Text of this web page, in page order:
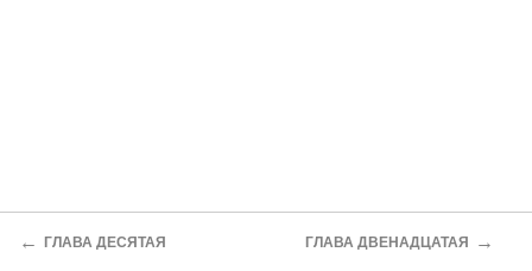
← ГЛАВА ДЕСЯТАЯ ГЛАВА ДВЕНАДЦАТАЯ →